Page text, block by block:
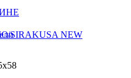
SIRAKUSA NEW